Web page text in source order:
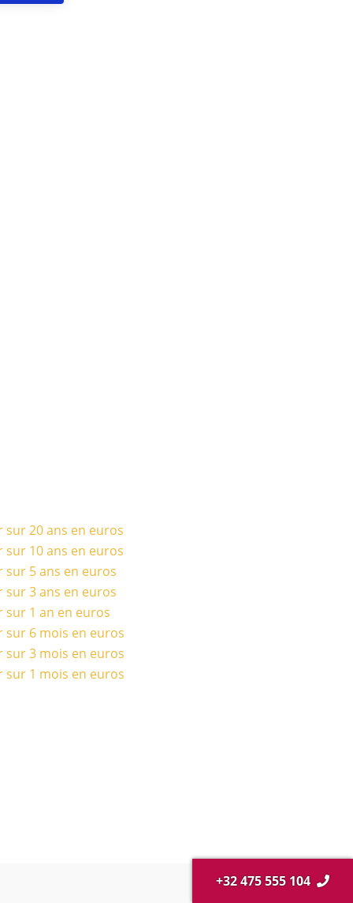
sur 20 ans en euros
sur 10 ans en euros
sur 5 ans en euros
sur 3 ans en euros
sur 1 an en euros
sur 6 mois en euros
sur 3 mois en euros
sur 1 mois en euros
+32 475 555 104